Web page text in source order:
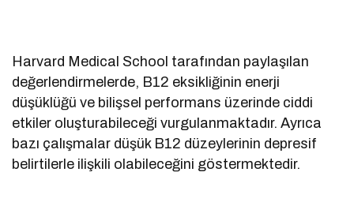
Harvard Medical School tarafından paylaşılan
değerlendirmelerde, B12 eksikliğinin enerji
düşüklüğü ve bilişsel performans üzerinde ciddi
etkiler oluşturabileceği vurgulanmaktadır. Ayrıca
bazı çalışmalar düşük B12 düzeylerinin depresif
belirtilerle ilişkili olabileceğini göstermektedir.